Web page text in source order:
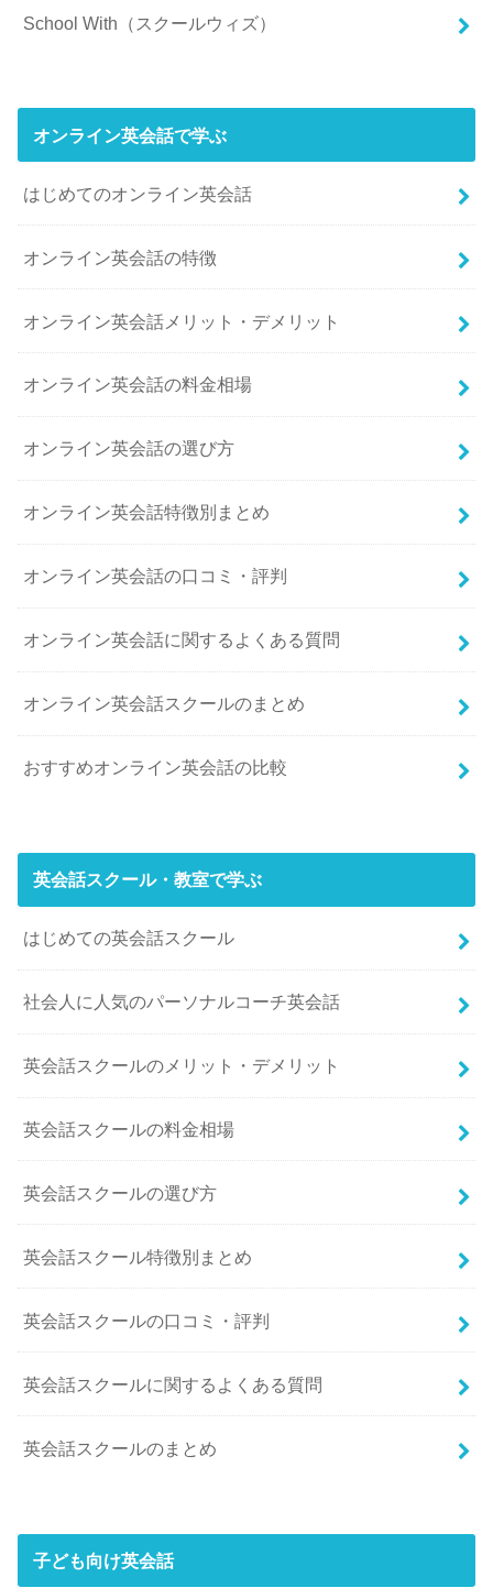
School With（スクールウィズ）
オンライン英会話で学ぶ
はじめてのオンライン英会話
オンライン英会話の特徴
オンライン英会話メリット・デメリット
オンライン英会話の料金相場
オンライン英会話の選び方
オンライン英会話特徴別まとめ
オンライン英会話の口コミ・評判
オンライン英会話に関するよくある質問
オンライン英会話スクールのまとめ
おすすめオンライン英会話の比較
英会話スクール・教室で学ぶ
はじめての英会話スクール
社会人に人気のパーソナルコーチ英会話
英会話スクールのメリット・デメリット
英会話スクールの料金相場
英会話スクールの選び方
英会話スクール特徴別まとめ
英会話スクールの口コミ・評判
英会話スクールに関するよくある質問
英会話スクールのまとめ
子ども向け英会話